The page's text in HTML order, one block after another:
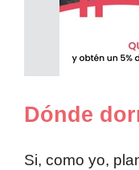
Dónde
Si, como yo,